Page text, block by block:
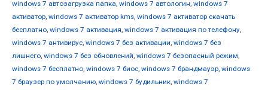
windows 7 автозагрузка папка, windows 7 автологин, windows 7
активатор, windows 7 активатор kms, windows 7 активатор скачать
бесплатно, windows 7 активация, windows 7 активация по телефону,
windows 7 антивирус, windows 7 без активации, windows 7 без
лишнего, windows 7 без обновлений, windows 7 безопасный режим,
windows 7 бесплатно, windows 7 биос, windows 7 брандмауэр, windows
7 браузер по умолчанию, windows 7 будильник, windows 7